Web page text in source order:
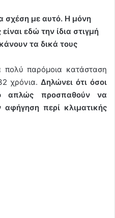
σχέση με αυτό. Η μόνη
εδώ την ίδια στιγμή
τα δικά τους
πολύ παρόμοια κατάσταση
χρόνια. Δηλώνει ότι όσοι
απλώς προσπαθούν να
περί κλιματικής